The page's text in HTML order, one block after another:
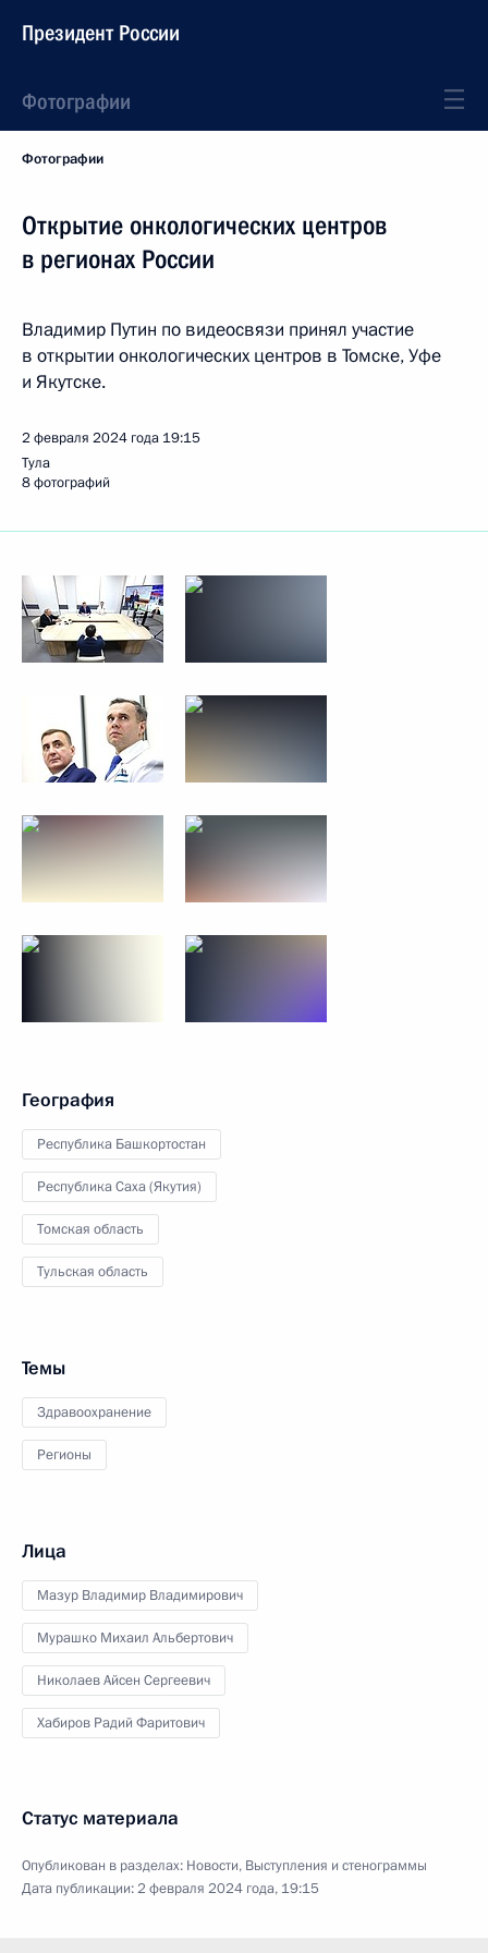
Президент России
Фотографии
Фотографии
Открытие онкологических центров
в регионах России
Владимир Путин по видеосвязи принял участие
в открытии онкологических центров в Томске, Уфе
и Якутске.
2 февраля 2024 года 19:15
Тула
8 фотографий
География
Республика Башкортостан
Республика Саха (Якутия)
Томская область
Тульская область
Темы
Здравоохранение
Регионы
Лица
Мазур Владимир Владимирович
Мурашко Михаил Альбертович
Николаев Айсен Сергеевич
Хабиров Радий Фаритович
Статус материала
Опубликован в разделах: Новости, Выступления и стенограммы
Дата публикации:2 февраля 2024 года, 19:15